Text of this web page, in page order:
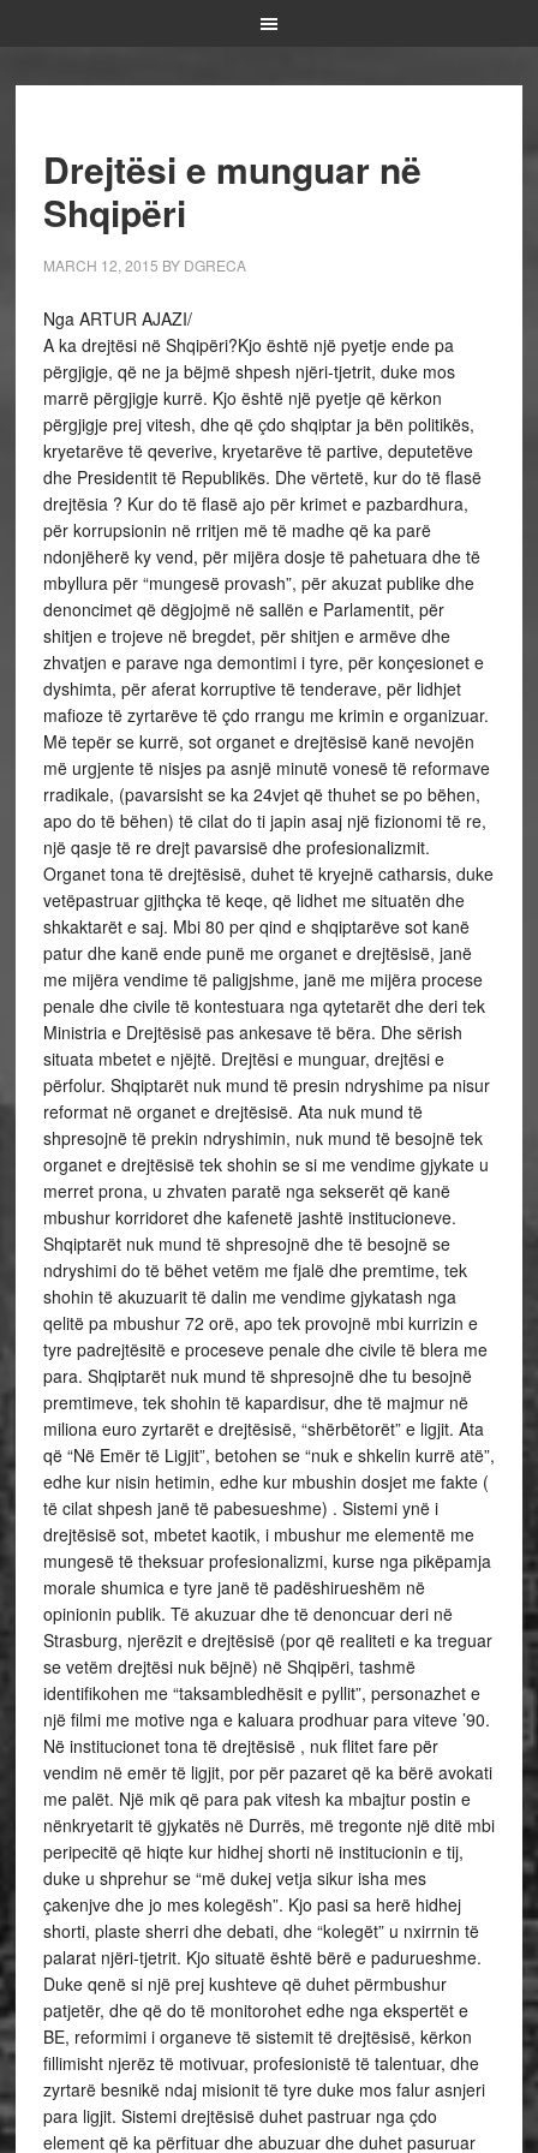
Drejtësi e munguar në
Shqipëri
MARCH 12, 2015 BY DGRECA
Nga ARTUR AJAZI/
A ka drejtësi në Shqipëri?Kjo është një pyetje ende pa
përgjigje, që ne ja bëjmë shpesh njëri-tjetrit, duke mos
marrë përgjigje kurrë. Kjo është një pyetje që kërkon
përgjigje prej vitesh, dhe që çdo shqiptar ja bën politikës,
kryetarëve të qeverive, kryetarëve të partive, deputetëve
dhe Presidentit të Republikës. Dhe vërtetë, kur do të flasë
drejtësia ? Kur do të flasë ajo për krimet e pazbardhura,
për korrupsionin në rritjen më të madhe që ka parë
ndonjëherë ky vend, për mijëra dosje të pahetuara dhe të
mbyllura për “mungesë provash”, për akuzat publike dhe
denoncimet që dëgjojmë në sallën e Parlamentit, për
shitjen e trojeve në bregdet, për shitjen e armëve dhe
zhvatjen e parave nga demontimi i tyre, për konçesionet e
dyshimta, për aferat korruptive të tenderave, për lidhjet
mafioze të zyrtarëve të çdo rrangu me krimin e organizuar.
Më tepër se kurrë, sot organet e drejtësisë kanë nevojën
më urgjente të nisjes pa asnjë minutë vonesë të reformave
rradikale, (pavarsisht se ka 24vjet që thuhet se po bëhen,
apo do të bëhen) të cilat do ti japin asaj një fizionomi të re,
një qasje të re drejt pavarsisë dhe profesionalizmit.
Organet tona të drejtësisë, duhet të kryejnë catharsis, duke
vetëpastruar gjithçka të keqe, që lidhet me situatën dhe
shkaktarët e saj. Mbi 80 per qind e shqiptarëve sot kanë
patur dhe kanë ende punë me organet e drejtësisë, janë
me mijëra vendime të paligjshme, janë me mijëra procese
penale dhe civile të kontestuara nga qytetarët dhe deri tek
Ministria e Drejtësisë pas ankesave të bëra. Dhe sërish
situata mbetet e njëjtë. Drejtësi e munguar, drejtësi e
përfolur. Shqiptarët nuk mund të presin ndryshime pa nisur
reformat në organet e drejtësisë. Ata nuk mund të
shpresojnë të prekin ndryshimin, nuk mund të besojnë tek
organet e drejtësisë tek shohin se si me vendime gjykate u
merret prona, u zhvaten paratë nga sekserët që kanë
mbushur korridoret dhe kafenetë jashtë institucioneve.
Shqiptarët nuk mund të shpresojnë dhe të besojnë se
ndryshimi do të bëhet vetëm me fjalë dhe premtime, tek
shohin të akuzuarit të dalin me vendime gjykatash nga
qelitë pa mbushur 72 orë, apo tek provojnë mbi kurrizin e
tyre padrejtësitë e proceseve penale dhe civile të blera me
para. Shqiptarët nuk mund të shpresojnë dhe tu besojnë
premtimeve, tek shohin të kapardisur, dhe të majmur në
miliona euro zyrtarët e drejtësisë, “shërbëtorët” e ligjit. Ata
që “Në Emër të Ligjit”, betohen se “nuk e shkelin kurrë atë”,
edhe kur nisin hetimin, edhe kur mbushin dosjet me fakte (
të cilat shpesh janë të pabesueshme) . Sistemi ynë i
drejtësisë sot, mbetet kaotik, i mbushur me elementë me
mungesë të theksuar profesionalizmi, kurse nga pikëpamja
morale shumica e tyre janë të padëshirueshëm në
opinionin publik. Të akuzuar dhe të denoncuar deri në
Strasburg, njerëzit e drejtësisë (por që realiteti e ka treguar
se vetëm drejtësi nuk bëjnë) në Shqipëri, tashmë
identifikohen me “taksambledhësit e pyllit”, personazhet e
një filmi me motive nga e kaluara prodhuar para viteve ’90.
Në institucionet tona të drejtësisë , nuk flitet fare për
vendim në emër të ligjit, por për pazaret që ka bërë avokati
me palët. Një mik që para pak vitesh ka mbajtur postin e
nënkryetarit të gjykatës në Durrës, më tregonte një ditë mbi
peripecitë që hiqte kur hidhej shorti në institucionin e tij,
duke u shprehur se “më dukej vetja sikur isha mes
çakenjve dhe jo mes kolegësh”. Kjo pasi sa herë hidhej
shorti, plaste sherri dhe debati, dhe “kolegët” u nxirrnin të
palarat njëri-tjetrit. Kjo situatë është bërë e padurueshme.
Duke qenë si një prej kushteve që duhet përmbushur
patjetër, dhe që do të monitorohet edhe nga ekspertët e
BE, reformimi i organeve të sistemit të drejtësisë, kërkon
fillimisht njerëz të motivuar, profesionistë të talentuar, dhe
zyrtarë besnikë ndaj misionit të tyre duke mos falur asnjeri
para ligjit. Sistemi drejtësisë duhet pastruar nga çdo
element që ka përfituar dhe abuzuar dhe duhet pasuruar